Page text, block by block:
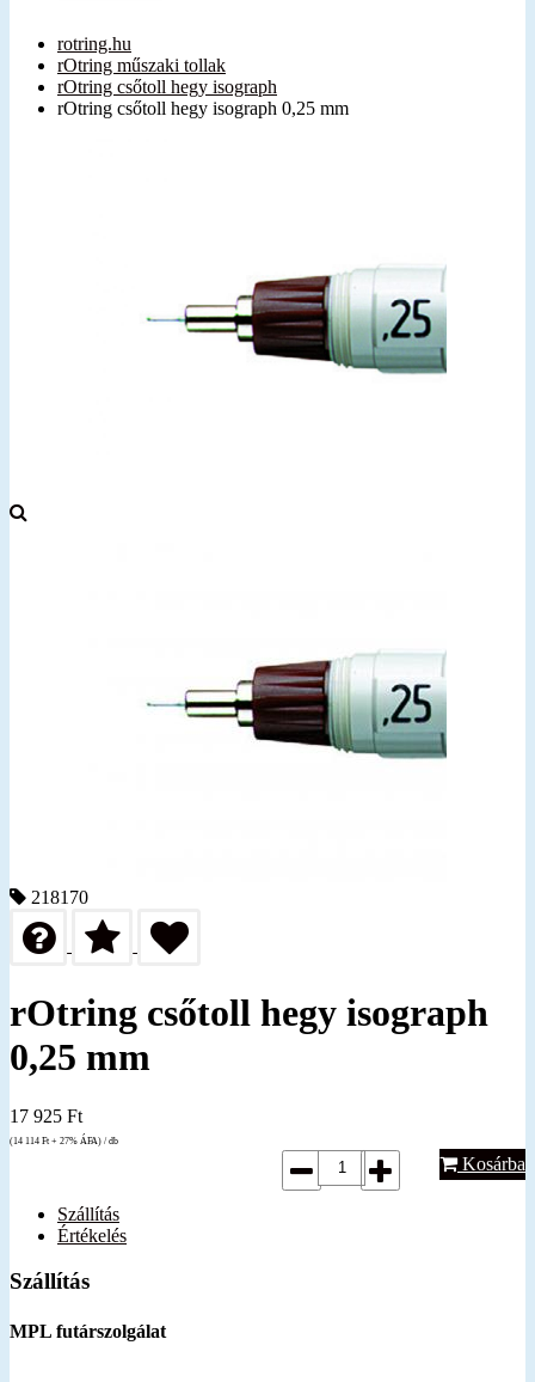
rotring.hu
rOtring műszaki tollak
rOtring csőtoll hegy isograph
rOtring csőtoll hegy isograph 0,25 mm
218170
rOtring csőtoll hegy isograph
0,25 mm
17 925 Ft
(14 114 Ft + 27% ÁFA) / db
Kosárba
Szállítás
Értékelés
Szállítás
MPL futárszolgálat